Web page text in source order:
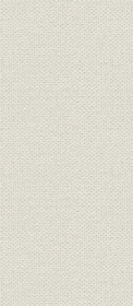
移
昭和31年
32年
昭和27年
年(1958年
の推
昭和41年
(1974年)
昭和48年
年度(1978
金利
昭和51年
年(1979年
[昭和57年